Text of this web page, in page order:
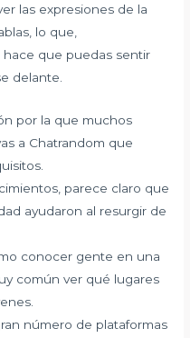
las expresiones de la
lo que,
que puedas sentir
delante.
por la que muchos
a Chatrandom que
parece claro que
ayudaron al resurgir de
conocer gente en una
común ver qué lugares
número de plataformas